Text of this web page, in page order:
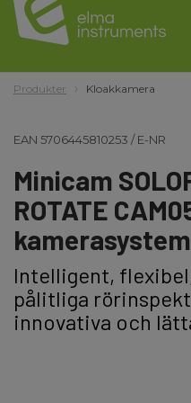
Produkter Kloakkamera
EAN 5706445810253 /E-NR
Minicam
ROTATE
kamerasystem
Intelligent,
pålitliga
innovativa och